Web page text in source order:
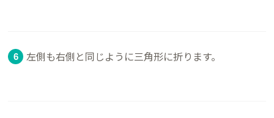
左側も右側と同じように三角形に折ります。